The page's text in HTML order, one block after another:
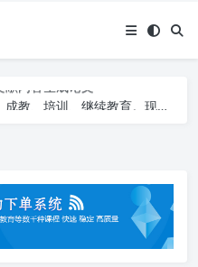
内容生成论文
续教育。现已接入代刷代考项目3000+
续教育。现已接入代刷代考项目3000+